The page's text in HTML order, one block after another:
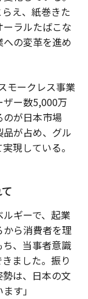
え、紙巻きた
ラルたばこな
の変革を進め
モークレス事業
ー数5,000万
が日本市場
が占め、グル
現している。
ルギーで、起業
ら消費者を理
、当事者意識
ました。振り
は、日本の文
す」